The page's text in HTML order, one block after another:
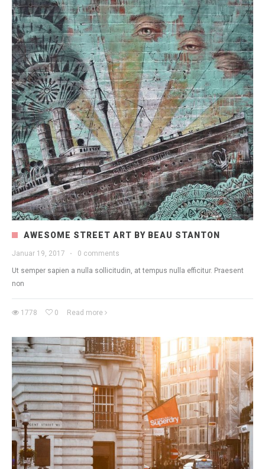
AWESOME STREET ART BY BEAU STANTON
Januar 19, 2017 · 0 comments
Ut semper sapien a nulla sollicitudin, at tempus nulla efficitur. Praesent
non
1778 0 Read more